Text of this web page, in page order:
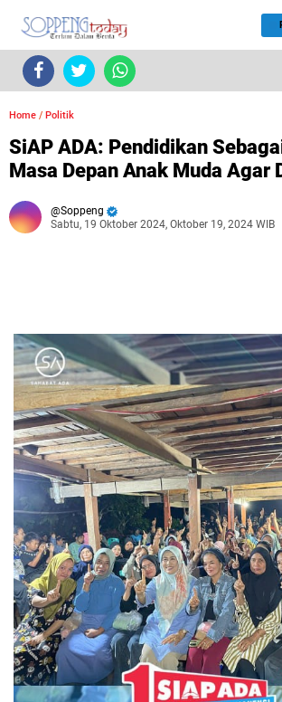
Home / Politik
SiAP ADA: Pendidikan
Masa Depan Anak Muda Agar
Soppeng
Sabtu, 19 Oktober 2024, Oktober 19, 2024 WIB